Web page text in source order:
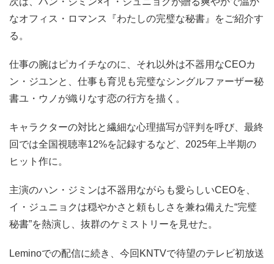
なオフィス・ロマンス『わたしの完璧な秘書』をご紹介す
る。
仕事の腕はピカイチなのに、それ以外は不器用なCEOカ
ン・ジユンと、仕事も育児も完璧なシングルファーザー秘
書ユ・ウノが織りなす恋の行方を描く。
キャラクターの対比と繊細な心理描写が評判を呼び、最終
回では全国視聴率12%を記録するなど、2025年上半期の
ヒット作に。
主演のハン・ジミンは不器用ながらも愛らしいCEOを、
イ・ジュニョクは穏やかさと頼もしさを兼ね備えた“完璧
秘書”を熱演し、抜群のケミストリーを見せた。
Leminoでの配信に続き、今回KNTVで待望のテレビ初放送